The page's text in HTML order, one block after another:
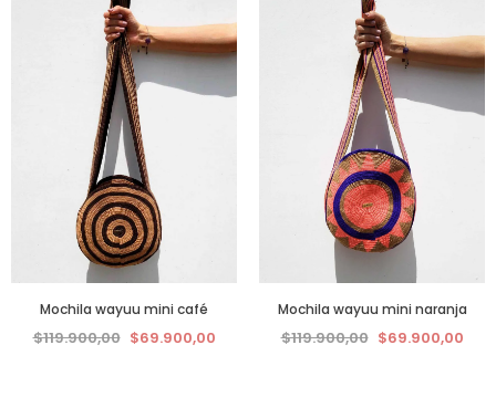
Mochila wayuu mini café
$119.900,00 $69.900,00
Mochila wayuu mini naranja
$119.900,00 $69.900,00